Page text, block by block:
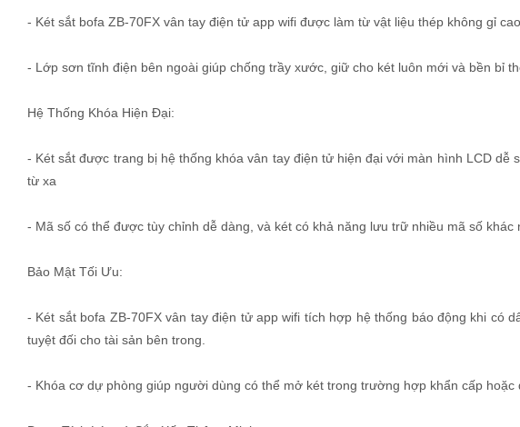
- Két sắt bofa ZB-70FX vân tay điện tử app wifi được làm từ vật liệu thép không gỉ
- Lớp sơn tĩnh điện bên ngoài giúp chống trầy xước, giữ cho két luôn mới và bền bỉ
Hệ Thống Khóa Hiện Đại:
- Két sắt được trang bị hệ thống khóa vân tay điện tử hiện đại với màn hình LCD
từ xa
- Mã số có thể được tùy chỉnh dễ dàng, và két có khả năng lưu trữ nhiều mã số khác
Bảo Mật Tối Ưu:
- Két sắt bofa ZB-70FX vân tay điện tử app wifi tích hợp hệ thống báo động khi có
tuyệt đối cho tài sản bên trong.
- Khóa cơ dự phòng giúp người dùng có thể mở két trong trường hợp khẩn cấp hoặc